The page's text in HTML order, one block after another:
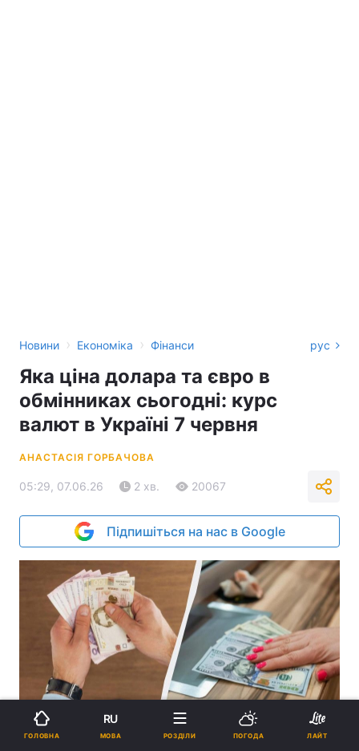
Новини › Економіка › Фінанси рус
Яка ціна долара та євро в
обмінниках сьогодні: курс
валют в Україні 7 червня
АНАСТАСІЯ ГОРБАЧОВА
05:29, 07.06.26 2 хв. 20067
Підпишіться на нас в Google
Експерт попередив, що частина обмінних пунктів може
скоригувати курси валют / колаж УНІАН, фотоua.depositphotos.com
ГОЛОВНА
RU
МОВА РОЗДІЛИ ПОГОДА ЛАЙТ